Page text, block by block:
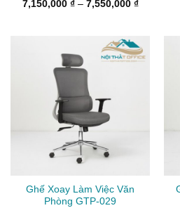
7,150,000 ₫ – 7,550,000 ₫Khoảng
7,550,000
Ghế Xoay Làm Việc Văn
Phòng GTP-029